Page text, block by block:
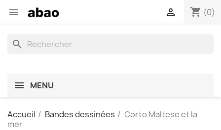
 shopping_cart (0)

search
MENU
Accueil Bandes dessinées
Corto Maltese et la
mer